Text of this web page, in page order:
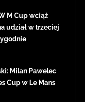
M Cup wciąż
udział w trzeciej
Milan Pawelec
Cup w Le Mans